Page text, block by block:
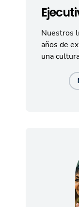
Nuestros
años de
una